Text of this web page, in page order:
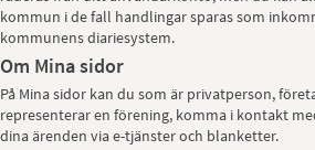
kommun i de fall handlingar sparas som
kommunens diariesystem.
Om Mina sidor
På Mina sidor kan du som är privatperson,
representerar en förening, komma i kontakt
dina ärenden via e-tjänster och blanketter.